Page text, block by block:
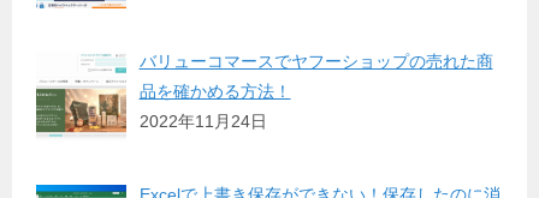
バリューコマースでヤフーショップの売れた商
品を確かめる方法！
2022年11月24日
Excelで上書き保存ができない！保存したのに消